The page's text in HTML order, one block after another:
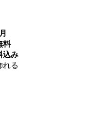
料
込み
れる